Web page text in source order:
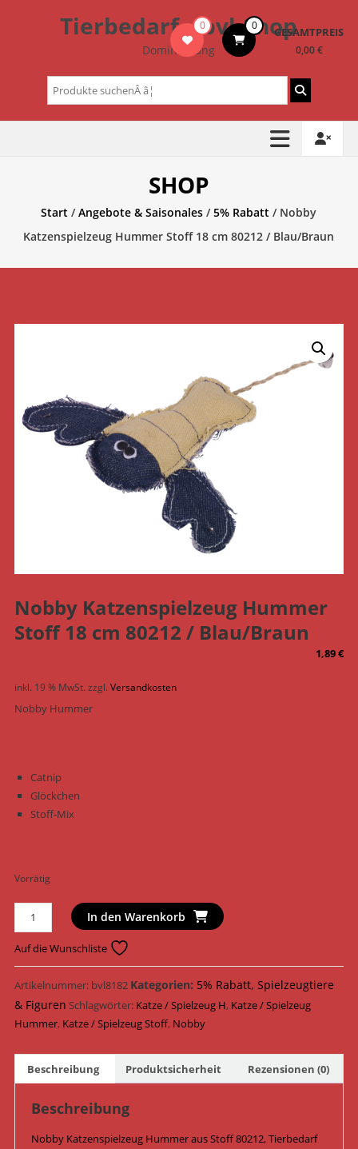
Tierbedarf – bvl-Shop
Dominik Lang
0 0 GESAMTPREIS
0,00 €
Suchen
nach:
SHOP
Start /Angebote & Saisonales /5% Rabatt / Nobby
Katzenspielzeug Hummer Stoff 18 cm 80212 / Blau/Braun
Nobby Katzenspielzeug Hummer
Stoff 18 cm 80212 / Blau/Braun
1,89€
inkl. 19 % MwSt.zzgl.Versandkosten
Nobby Hummer
Catnip
Glöckchen
Stoff-Mix
Vorrätig
Nobby
Katzenspielzeug
Hummer
Stoff
18
cm
80212
Blau/Braun
Menge
In den Warenkorb
Auf die Wunschliste
Artikelnummer: bvl8182 Kategorien: 5% Rabatt, Spielzeugtiere
& Figuren Schlagwörter: Katze / Spielzeug H, Katze / Spielzeug
Hummer, Katze / Spielzeug Stoff, Nobby
Beschreibung Produktsicherheit Rezensionen (0)
Beschreibung
Nobby Katzenspielzeug Hummer aus Stoff 80212, Tierbedarf